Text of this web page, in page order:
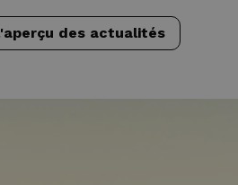
des actualités